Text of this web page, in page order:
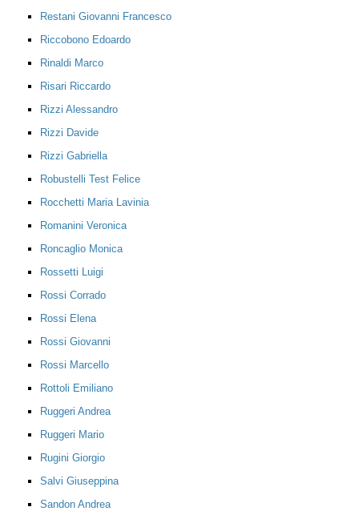
Restani Giovanni Francesco
Riccobono Edoardo
Rinaldi Marco
Risari Riccardo
Rizzi Alessandro
Rizzi Davide
Rizzi Gabriella
Robustelli Test Felice
Rocchetti Maria Lavinia
Romanini Veronica
Roncaglio Monica
Rossetti Luigi
Rossi Corrado
Rossi Elena
Rossi Giovanni
Rossi Marcello
Rottoli Emiliano
Ruggeri Andrea
Ruggeri Mario
Rugini Giorgio
Salvi Giuseppina
Sandon Andrea